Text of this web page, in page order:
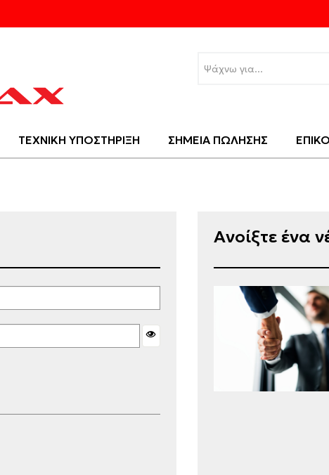
ΤΕΧΝΙΚΗ ΥΠΟΣΤΗΡΙΞΗ ΣΗΜΕΙΑ ΠΩΛΗΣΗΣ
Ανοίξτε ένα